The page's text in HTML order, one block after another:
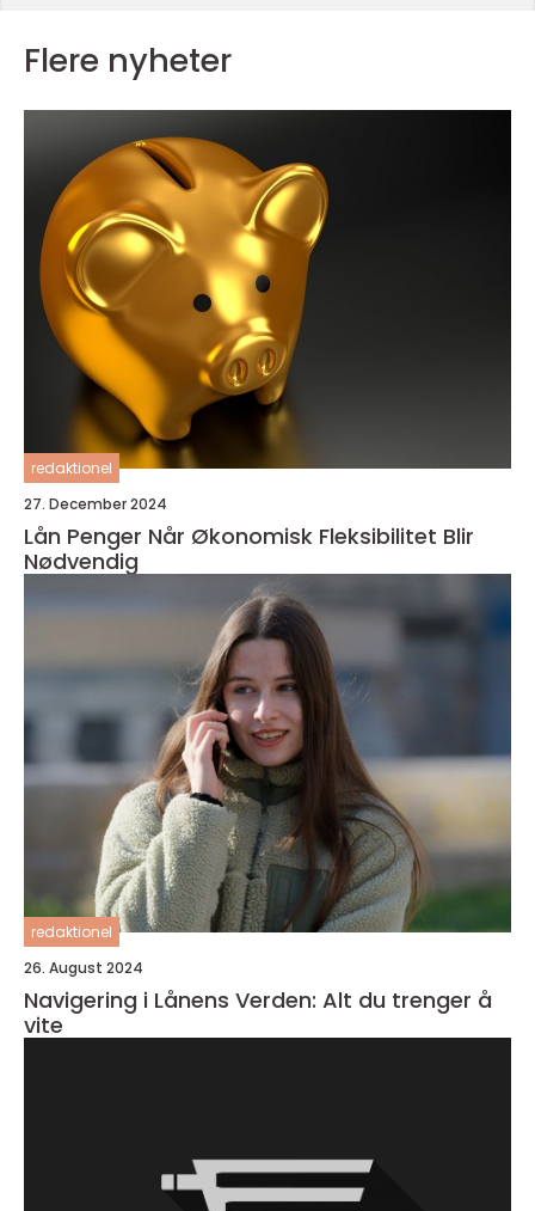
Flere nyheter
redaktionel
27. December 2024
Lån Penger Når Økonomisk Fleksibilitet Blir
Nødvendig
redaktionel
26. August 2024
Navigering i Lånens Verden: Alt du trenger å
vite